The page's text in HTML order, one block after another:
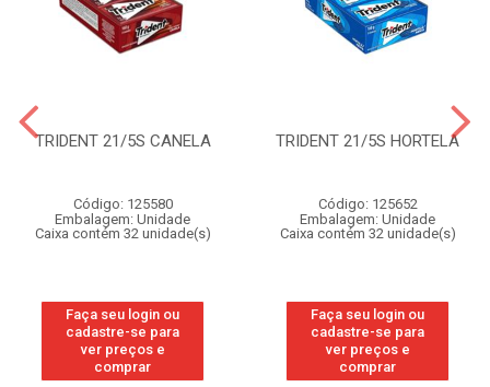
TRIDENT 21/5S CANELA
Código: 125580
Embalagem: Unidade
Caixa contém 32 unidade(s)
Faça seu login ou
cadastre-se para
ver preços e
comprar
TRIDENT 21/5S HORTELA
Código: 125652
Embalagem: Unidade
Caixa contém 32 unidade(s)
Faça seu login ou
cadastre-se para
ver preços e
comprar